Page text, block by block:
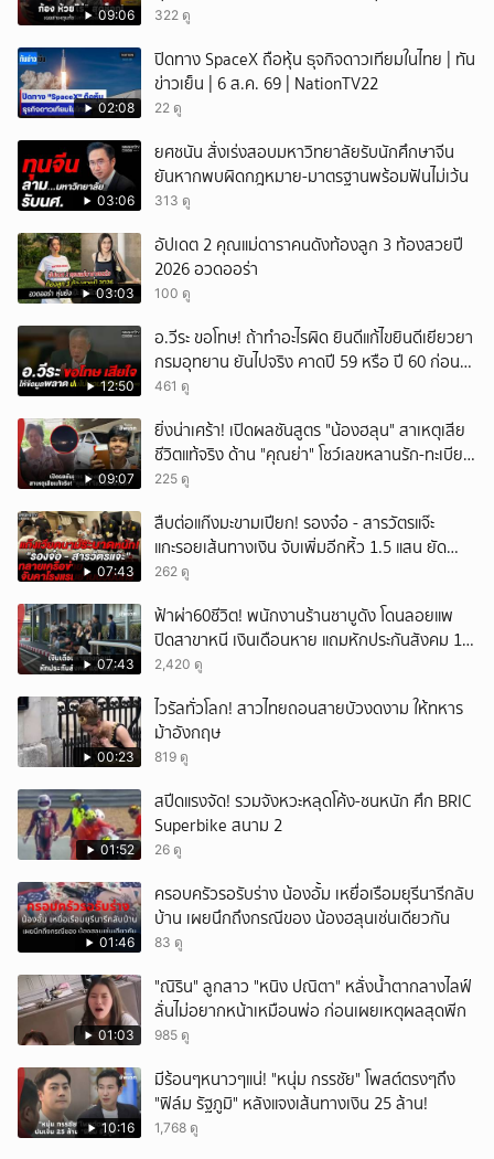
09:06 322 ดู
02:08
ปิดทาง SpaceX ถือหุ้น ธุจกิจดาวเทียมในไทย | ทัน
ข่าวเย็น | 6 ส.ค. 69 | NationTV22
22 ดู
03:06
ยศชนัน สั่งเร่งสอบมหาวิทยาลัยรับนักศึกษาจีน
ยันหากพบผิดกฎหมาย-มาตรฐานพร้อมฟันไม่เว้น
313 ดู
03:03
อัปเดต 2 คุณแม่ดาราคนดังท้องลูก 3 ท้องสวยปี
2026 อวดออร่า
100 ดู
12:50
อ.วีระ ขอโทษ! ถ้าทำอะไรผิด ยินดีแก้ไขยินดีเยียวยา
กรมอุทยาน ยันไปจริง คาดปี 59 หรือ ปี 60 ก่อน
ปิดให้พัก
461 ดู
09:07
ยิ่งน่าเศร้า! เปิดผลชันสูตร "น้องฮลุน" สาเหตุเสีย
ชีวิตแท้จริง ด้าน "คุณย่า" โชว์เลขหลานรัก-ทะเบียน
รถเคลื่อนร่าง!
225 ดู
07:43
สืบต่อแก๊งมะขามเปียก! รองจ๋อ - สารวัตรแจ๊ะ
แกะรอยเส้นทางเงิน จับเพิ่มอีกหิ้ว 1.5 แสน ยัด
สินบน
262 ดู
07:43
ฟ้าผ่า60ชีวิต! พนักงานร้านชาบูดัง โดนลอยแพ
ปิดสาขาหนี เงินเดือนหาย แถมหักประกันสังคม 11
เดือนแต่ไม่ส่ง?
2,420 ดู
00:23
ไวรัลทั่วโลก! สาวไทยถอนสายบัวงดงาม ให้ทหาร
ม้าอังกฤษ
819 ดู
01:52
สปีดแรงจัด! รวมจังหวะหลุดโค้ง-ชนหนัก ศึก BRIC
Superbike สนาม 2
26 ดู
01:46
ครอบครัวรอรับร่าง น้องอั้ม เหยื่อเรือมยุรีนารีกลับ
บ้าน เผยนึกถึงกรณีของ น้องฮลุนเช่นเดียวกัน
83 ดู
01:03
"ณิริน" ลูกสาว "หนิง ปณิตา" หลั่งน้ำตากลางไลฟ์
ลั่นไม่อยากหน้าเหมือนพ่อ ก่อนเผยเหตุผลสุดพีก
985 ดู
10:16
มีร้อนๆหนาวๆแน่! "หนุ่ม กรรชัย" โพสต์ตรงๆถึง
"ฟิล์ม รัฐภูมิ" หลังแจงเส้นทางเงิน 25 ล้าน!
1,768 ดู